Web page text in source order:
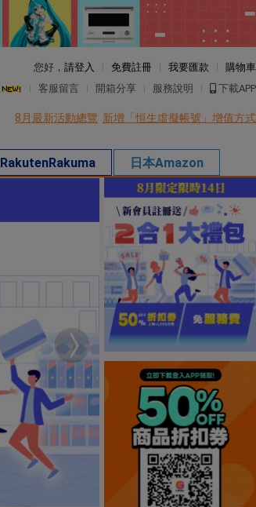
您好， 請登入 免費註冊 我要匯款
購物車
客服留言 開箱分享 服務說明 下載APP
8月最新活動總覽 新增「恒生虛擬帳號」增值方式
RakutenRakuma 日本Amazon